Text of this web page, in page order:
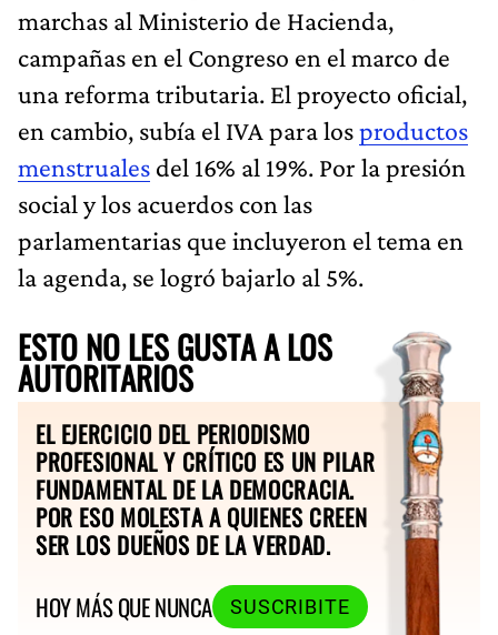
marchas al Ministerio de Hacienda,
campañas en el Congreso en el marco de
una reforma tributaria. El proyecto oficial,
en cambio, subía el IVA para losproductos
menstruales del 16% al 19%. Por la presión
social y los acuerdos con las
parlamentarias que incluyeron el tema en
la agenda, se logró bajarlo al 5%.
ESTO NO LES GUSTA A LOS
AUTORITARIOS
EL EJERCICIO DEL PERIODISMO
PROFESIONAL Y CRÍTICO ES UN PILAR
FUNDAMENTAL DE LA DEMOCRACIA.
POR ESO MOLESTA A QUIENES CREEN
SER LOS DUEÑOS DE LA VERDAD.
HOY MÁS QUE NUNCA
SUSCRIBITE